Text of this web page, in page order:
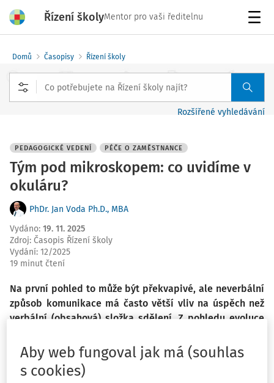
Řízení školyMentor pro vaši ředitelnu
Domů Časopisy Řízení školy
Rozšířené vyhledávání
PEDAGOGICKÉ VEDENÍ PÉČE O ZAMĚSTNANCE
Tým pod mikroskopem: co uvidíme v
okuláru?
PhDr. Jan Voda Ph.D., MBA
Vydáno: 19. 11. 2025
Zdroj: Časopis Řízení školy
Vydání: 12/2025
19 minut čtení
Na první pohled to může být překvapivé, ale neverbální
způsob komunikace má často větší vliv na úspěch než
verbální (obsahová) složka sdělení. Z pohledu evoluce
spoléhali na signály jako mimika, gesta nebo tón hlasu,
které vyjadřovaly emoce, zájem nebo dominanci. Tyto
staré vzorce chování dodnes ovlivňují, jak
Aby web fungoval jak má (souhlas
s cookies)